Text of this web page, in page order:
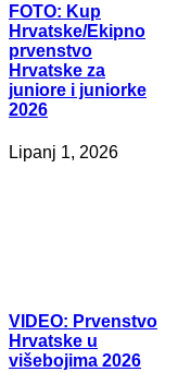
FOTO: Kup
Hrvatske/Ekipno
prvenstvo
Hrvatske za
juniore i juniorke
2026
Lipanj 1, 2026
VIDEO: Prvenstvo
Hrvatske u
višebojima 2026